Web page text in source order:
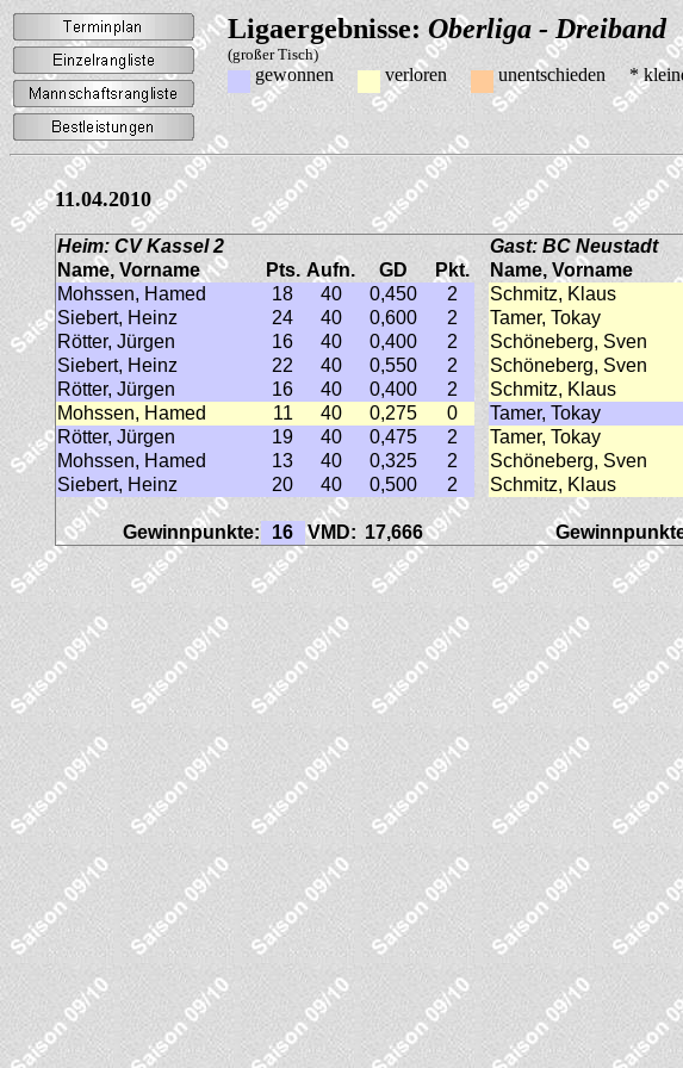
Ligaergebnisse: Oberliga - Dreiband
(großer Tisch)
gewonnen verloren unentschieden *
11.04.2010
Heim: CV Kassel 2
Gast: BC Neustadt
Name, Vorname
Pts. Aufn. GD Pkt. Name, Vorname
Mohssen, Hamed
18 40 0,450 2 Schmitz, Klaus
Siebert, Heinz
24 40 0,600 2 Tamer, Tokay
Rötter, Jürgen
16 40 0,400 2 Schöneberg, Sven
Siebert, Heinz
22 40 0,550 2 Schöneberg, Sven
Rötter, Jürgen
16 40 0,400 2 Schmitz, Klaus
Mohssen, Hamed
11 40 0,275 0 Tamer, Tokay
Rötter, Jürgen
19 40 0,475 2 Tamer, Tokay
Mohssen, Hamed
13 40 0,325 2 Schöneberg, Sven
Siebert, Heinz
20 40 0,500 2 Schmitz, Klaus
Gewinnpunkte: 16 VMD: 17,666